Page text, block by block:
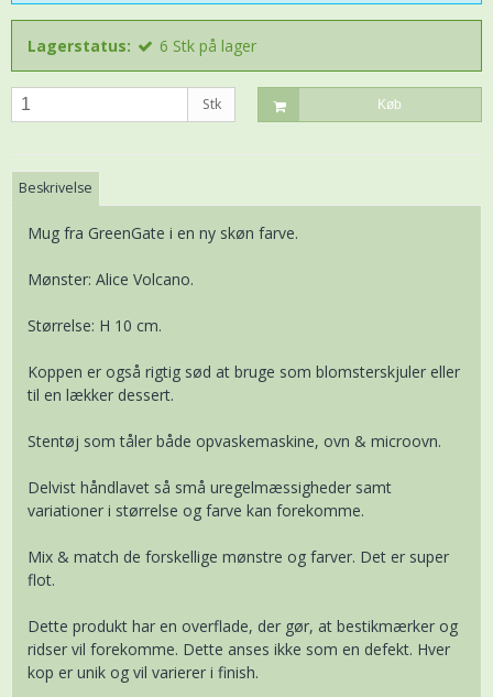
Lagerstatus: 6 Stk på lager
Stk Køb
Beskrivelse
Mug fra GreenGate i en ny skøn farve.
Mønster: Alice Volcano.
Størrelse: H 10 cm.
Koppen er også rigtig sød at bruge som blomsterskjuler eller
til en lækker dessert.
Stentøj som tåler både opvaskemaskine, ovn & microovn.
Delvist håndlavet så små uregelmæssigheder samt
variationer i størrelse og farve kan forekomme.
Mix & match de forskellige mønstre og farver. Det er super
flot.
Dette produkt har en overflade, der gør, at bestikmærker og
ridser vil forekomme. Dette anses ikke som en defekt. Hver
kop er unik og vil varierer i finish.